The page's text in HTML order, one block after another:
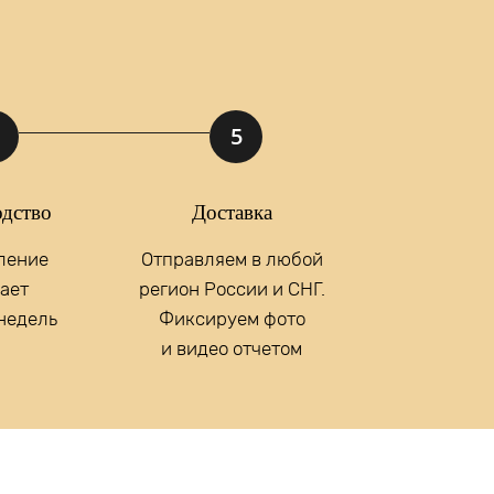
5
Доставка
Отправляем в любой
регион России и СНГ.
Фиксируем фото
и видео отчетом